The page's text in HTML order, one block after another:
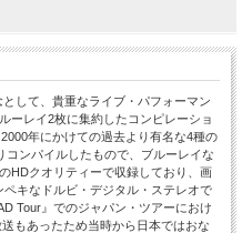
して、貴重なライブ・パフォーマン
ーレイ2枚に集約したコンピレーショ
年にかけての過去より有名な4種の
コンパイルしたもので、ブルーレイな
HDクオリティーで収録しており、画
キなドルビ・デジタル・ステレオで
Tour』でのジャパン・ツアーにおけ
もあったため当時から日本ではおな